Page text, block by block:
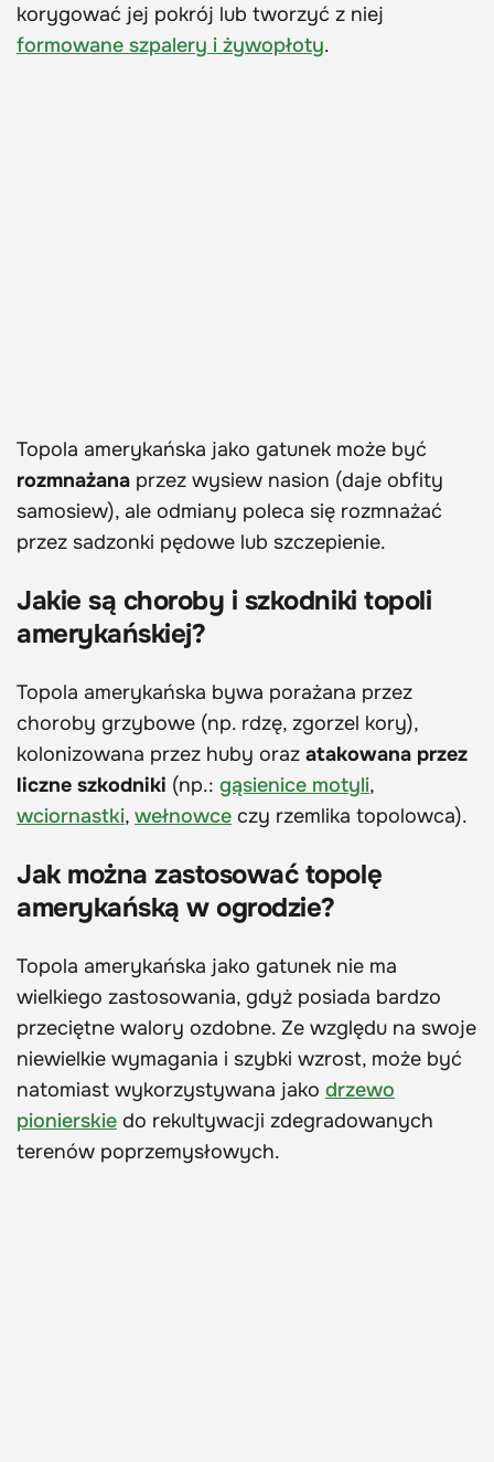
korygować jej pokrój lub tworzyć z niej
formowane szpalery i żywopłoty.
Topola amerykańska jako gatunek może być
rozmnażana przez wysiew nasion (daje obfity
samosiew), ale odmiany poleca się rozmnażać
przez sadzonki pędowe lub szczepienie.
Jakie są choroby i szkodniki topoli
amerykańskiej?
Topola amerykańska bywa porażana przez
choroby grzybowe (np. rdzę, zgorzel kory),
kolonizowana przez huby oraz atakowana przez
liczne szkodniki (np.: gąsienice motyli,
wciornastki, wełnowce czy rzemlika topolowca).
Jak można zastosować topolę
amerykańską w ogrodzie?
Topola amerykańska jako gatunek nie ma
wielkiego zastosowania, gdyż posiada bardzo
przeciętne walory ozdobne. Ze względu na swoje
niewielkie wymagania i szybki wzrost, może być
natomiast wykorzystywana jako drzewo
pionierskie do rekultywacji zdegradowanych
terenów poprzemysłowych.